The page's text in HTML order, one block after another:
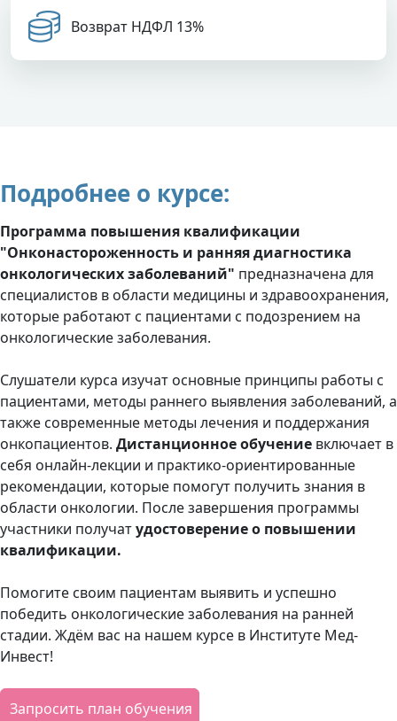
Возврат НДФЛ 13%
Подробнее о курсе:
Программа повышения квалификации
"Онконастороженность и ранняя диагностика
онкологических заболеваний" предназначена для
специалистов в области медицины и здравоохранения,
которые работают с пациентами с подозрением на
онкологические заболевания.
Слушатели курса изучат основные принципы работы с
пациентами, методы раннего выявления заболеваний, а
также современные методы лечения и поддержания
онкопациентов. Дистанционное обучение включает в
себя онлайн-лекции и практико-ориентированные
рекомендации, которые помогут получить знания в
области онкологии. После завершения программы
участники получатудостоверение о повышении
квалификации.
Помогите своим пациентам выявить и успешно
победить онкологические заболевания на ранней
стадии. Ждём вас на нашем курсе в Институте Мед-
Инвест!
Запросить план обучения